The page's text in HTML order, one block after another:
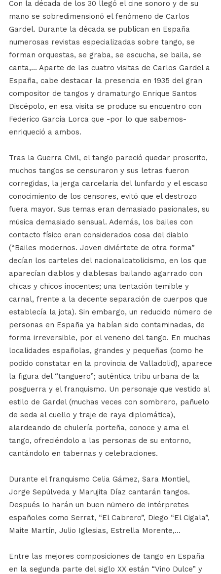
Con la década de los 30 llegó el cine sonoro y de su
mano se sobredimensionó el fenómeno de Carlos
Gardel. Durante la década se publican en España
numerosas revistas especializadas sobre tango, se
forman orquestas, se graba, se escucha, se baila, se
canta,... Aparte de las cuatro visitas de Carlos Gardel a
España, cabe destacar la presencia en 1935 del gran
compositor de tangos y dramaturgo Enrique Santos
Discépolo, en esa visita se produce su encuentro con
Federico García Lorca que -por lo que sabemos-
enriqueció a ambos.
Tras la Guerra Civil, el tango pareció quedar proscrito,
muchos tangos se censuraron y sus letras fueron
corregidas, la jerga carcelaria del lunfardo y el escaso
conocimiento de los censores, evitó que el destrozo
fuera mayor. Sus temas eran demasiado pasionales, su
música demasiado sensual. Además, los bailes con
contacto físico eran considerados cosa del diablo
(“Bailes modernos. Joven diviértete de otra forma”
decían los carteles del nacionalcatolicismo, en los que
aparecían diablos y diablesas bailando agarrado con
chicas y chicos inocentes; una tentación temible y
carnal, frente a la decente separación de cuerpos que
establecía la jota). Sin embargo, un reducido número de
personas en España ya habían sido contaminadas, de
forma irreversible, por el veneno del tango. En muchas
localidades españolas, grandes y pequeñas (como he
podido constatar en la provincia de Valladolid), aparece
la figura del “tanguero”; auténtica tribu urbana de la
posguerra y el franquismo. Un personaje que vestido al
estilo de Gardel (muchas veces con sombrero, pañuelo
de seda al cuello y traje de raya diplomática),
alardeando de chulería porteña, conoce y ama el
tango, ofreciéndolo a las personas de su entorno,
cantándolo en tabernas y celebraciones.
Durante el franquismo Celia Gámez, Sara Montiel,
Jorge Sepúlveda y Marujita Díaz cantarán tangos.
Después lo harán un buen número de intérpretes
españoles como Serrat, “El Cabrero”, Diego “El Cigala”,
Maite Martín, Julio Iglesias, Estrella Morente,…
Entre las mejores composiciones de tango en España
en la segunda parte del siglo XX están “Vino Dulce” y